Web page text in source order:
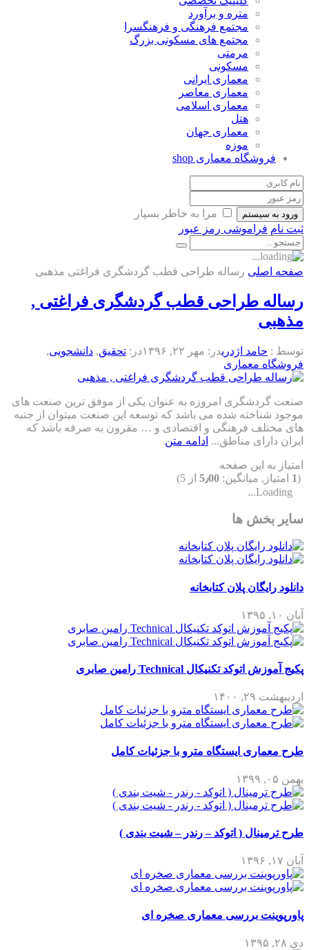
متره و برآورد
مجتمع فرهنگی و فرهنگسرا
مجتمع های مسکونی بزرگ
مرمتی
مسکونی
معماری ایرانی
معماری معاصر
معماری اسلامی
هتل
معماری جهان
موزه
فروشگاه معماری shop
ورود به سیستم
مرا به خاطر بسپار
ثبت نام فراموشی رمز عبور
صفحه اصلی رساله طراحی قطب گردشگری فراغتی مذهبی
رساله طراحی قطب گردشگری فراغتی ,
مذهبی
توسط : حامد اژدریدر: مهر ۲۲, ۱۳۹۶ در: تحقیق, دانشجویی,
فروشگاه معماری
صنعت گردشگری امروزه به عنوان یکی از موفق ترین صنعت های
موجود شناخته شده می باشد که توسعه این صنعت میتوان از جنبه
های مختلف فرهنگی و اقتصادی و … مقرون به صرفه باشد که
ایران دارای مناطق... ادامه متن
امتیاز به این صفحه
(
1 امتیاز, میانگین: 5٫00 از 5)
Loading...
سایر بخش ها
دانلود رایگان پلان کتابخانه
آبان ۱۰, ۱۳۹۵
پکیج آموزش اتوکد تکنیکال Technical رامین صابری
اردیبهشت ۲۹, ۱۴۰۰
طرح معماری ایستگاه مترو با جزئیات کامل
بهمن ۰۵, ۱۳۹۹
طرح ترمینال ( اتوکد – رندر – شیت بندی )
آبان ۱۷, ۱۳۹۶
پاورپوینت بررسی معماری صخره ای
دی ۲۸, ۱۳۹۵